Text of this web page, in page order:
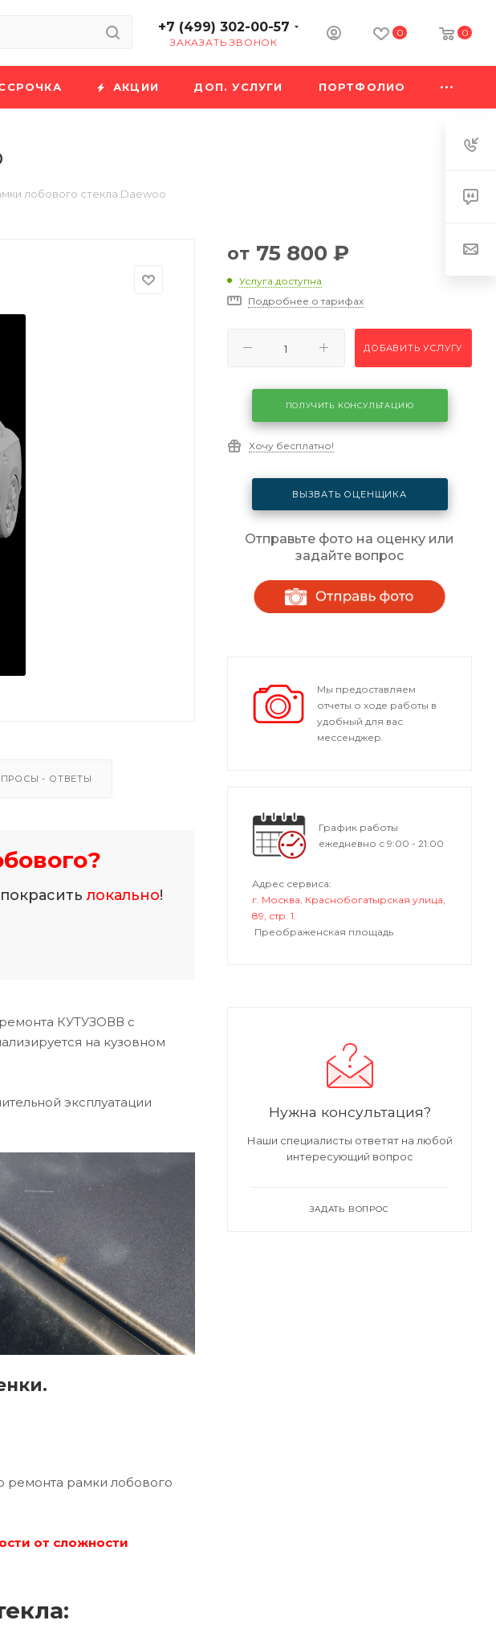
+7 (499) 302-00-57
ЗАКАЗАТЬ ЗВОНОК
0 0
АКЦИИ ДОП. УСЛУГИ ПОРТФОЛИО
лобового стекла Daewoo
- ОТВЕТЫ
локально!
КУТУЗОВВ с
на кузовном
эксплуатации
ремонта рамки лобового
от сложности
от 75 800 ₽
Услуга доступна
Подробнее о тарифах
ДОБАВИТЬ УСЛУГУ
ПОЛУЧИТЬ КОНСУЛЬТАЦИЮ
Хочу бесплатно!
ВЫЗВАТЬ ОЦЕНЩИКА
Отправьте фото на оценку или
задайте вопрос
Мы предоставляем
отчеты о ходе работы в
удобный для вас
мессенджер.
График работы
ежедневно с 9:00 - 21:00
Адрес сервиса:
г. Москва, Краснобогатырская улица,
89, стр. 1.
Преображенская площадь
Нужна консультация?
Наши специалисты ответят на любой
интересующий вопрос
ЗАДАТЬ ВОПРОС